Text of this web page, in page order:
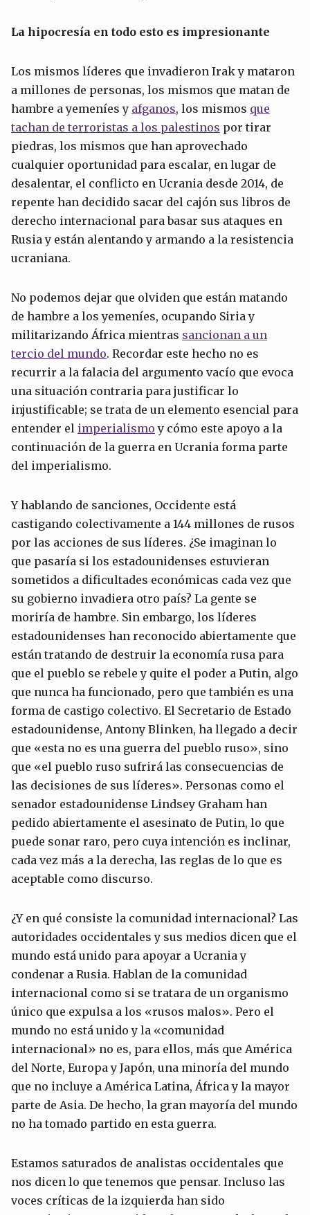
La hipocresía en todo esto es impresionante
Los mismos líderes que invadieron Irak y mataron
a millones de personas, los mismos que matan de
hambre a yemeníes y afganos, los mismos que
tachan de terroristas a los palestinos por tirar
piedras, los mismos que han aprovechado
cualquier oportunidad para escalar, en lugar de
desalentar, el conflicto en Ucrania desde 2014, de
repente han decidido sacar del cajón sus libros de
derecho internacional para basar sus ataques en
Rusia y están alentando y armando a la resistencia
ucraniana.
No podemos dejar que olviden que están matando
de hambre a los yemeníes, ocupando Siria y
militarizando África mientras sancionan a un
tercio del mundo. Recordar este hecho no es
recurrir a la falacia del argumento vacío que evoca
una situación contraria para justificar lo
injustificable; se trata de un elemento esencial para
entender el imperialismo y cómo este apoyo a la
continuación de la guerra en Ucrania forma parte
del imperialismo.
Y hablando de sanciones, Occidente está
castigando colectivamente a 144 millones de rusos
por las acciones de sus líderes. ¿Se imaginan lo
que pasaría si los estadounidenses estuvieran
sometidos a dificultades económicas cada vez que
su gobierno invadiera otro país? La gente se
moriría de hambre. Sin embargo, los líderes
estadounidenses han reconocido abiertamente que
están tratando de destruir la economía rusa para
que el pueblo se rebele y quite el poder a Putin, algo
que nunca ha funcionado, pero que también es una
forma de castigo colectivo. El Secretario de Estado
estadounidense, Antony Blinken, ha llegado a decir
que «esta no es una guerra del pueblo ruso», sino
que «el pueblo ruso sufrirá las consecuencias de
las decisiones de sus líderes». Personas como el
senador estadounidense Lindsey Graham han
pedido abiertamente el asesinato de Putin, lo que
puede sonar raro, pero cuya intención es inclinar,
cada vez más a la derecha, las reglas de lo que es
aceptable como discurso.
¿Y en qué consiste la comunidad internacional? Las
autoridades occidentales y sus medios dicen que el
mundo está unido para apoyar a Ucrania y
condenar a Rusia. Hablan de la comunidad
internacional como si se tratara de un organismo
único que expulsa a los «rusos malos». Pero el
mundo no está unido y la «comunidad
internacional» no es, para ellos, más que América
del Norte, Europa y Japón, una minoría del mundo
que no incluye a América Latina, África y la mayor
parte de Asia. De hecho, la gran mayoría del mundo
no ha tomado partido en esta guerra.
Estamos saturados de analistas occidentales que
nos dicen lo que tenemos que pensar. Incluso las
voces críticas de la izquierda han sido